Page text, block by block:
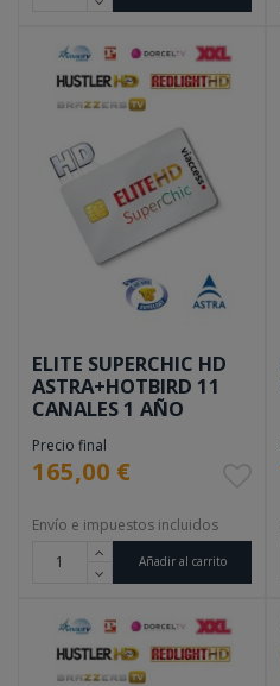
ELITE SUPERCHIC HD
ASTRA+HOTBIRD 11
CANALES 1 AÑO
Precio final
165,00 €
Envío e impuestos incluidos
Añadir al carrito